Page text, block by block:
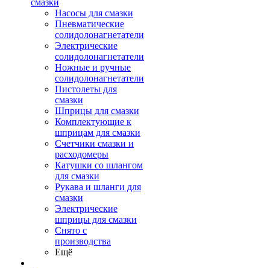
смазки
Насосы для смазки
Пневматические
солидолонагнетатели
Электрические
солидолонагнетатели
Ножные и ручные
солидолонагнетатели
Пистолеты для
смазки
Шприцы для смазки
Комплектующие к
шприцам для смазки
Счетчики смазки и
расходомеры
Катушки со шлангом
для смазки
Рукава и шланги для
смазки
Электрические
шприцы для смазки
Снято с
производства
Ещё